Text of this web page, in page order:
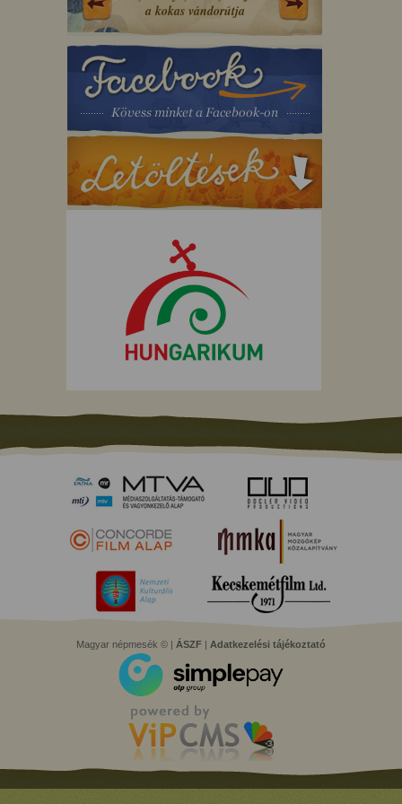
a kokas vándorútja
Magyar népmesék © | ÁSZF | Adatkezelési tájékoztató